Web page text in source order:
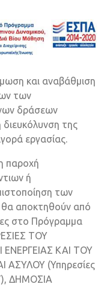
και αναβάθμιση
των
δράσεων
διευκόλυνση της
εργασίας.
παροχή
ή
των
αποκτηθούν από
στο Πρόγραμμα
ΤΟΥ
ΚΑΙ ΤΟΥ
(Υπηρεσίες
ΔΗΜΟΣΙΑ